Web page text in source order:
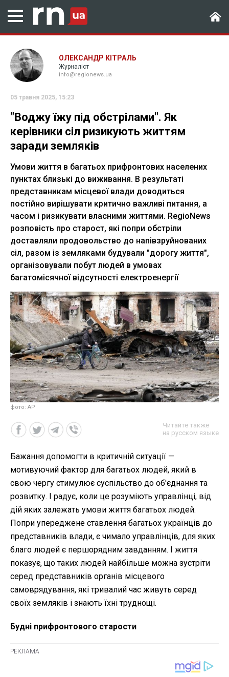
ОЛЕКСАНДР КІТРАЛЬ
Журналіст
info@regionews.ua
05 травня 2025, 15:23
"Воджу їжу під обстрілами". Як
керівники сіл ризикують життям
заради земляків
Умови життя в багатьох прифронтових населених
пунктах близькі до виживання. В результаті
представникам місцевої влади доводиться
постійно вирішувати критично важливі питання, а
часом і ризикувати власними життями. RegioNews
розповість про старост, які попри обстріли
доставляли продовольство до напівзруйнованих
сіл, разом із земляками будували "дорогу життя",
організовували побут людей в умовах
багатомісячної відсутності електроенергії
фото: АP
Читайте также
на русском языке
Бажання допомогти в критичній ситуації —
мотивуючий фактор для багатьох людей, який в
свою чергу стимулює суспільство до об'єднання та
розвитку. І радує, коли це розуміють управлінці, від
дій яких залежать умови життя багатьох людей.
Попри упереджене ставлення багатьох українців до
представників влади, є чимало управлінців, для яких
благо людей є першорядним завданням. І життя
показує, що таких людей найбільше можна зустріти
серед представників органів місцевого
самоврядування, які тривалий час живуть серед
своїх земляків і знають їхні труднощі.
Будні прифронтового старости